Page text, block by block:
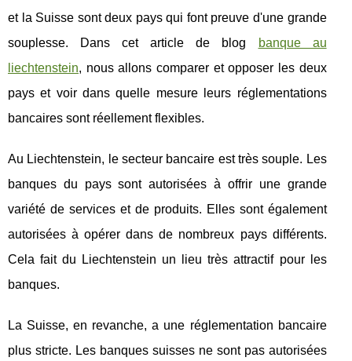
et la Suisse sont deux pays qui font preuve d'une grande
souplesse. Dans cet article de blog
banque au
liechtenstein, nous allons comparer et opposer les deux
pays et voir dans quelle mesure leurs réglementations
bancaires sont réellement flexibles.
Au Liechtenstein, le secteur bancaire est très souple. Les
banques du pays sont autorisées à offrir une grande
variété de services et de produits. Elles sont également
autorisées à opérer dans de nombreux pays différents.
Cela fait du Liechtenstein un lieu très attractif pour les
banques.
La Suisse, en revanche, a une réglementation bancaire
plus stricte. Les banques suisses ne sont pas autorisées